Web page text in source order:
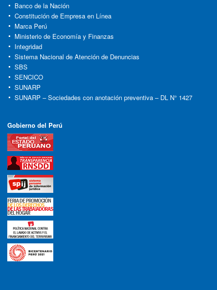
Banco de la Nación
Constitución de Empresa en Línea
Marca Perú
Ministerio de Economía y Finanzas
Integridad
Sistema Nacional de Atención de Denuncias
SBS
SENCICO
SUNARP
SUNARP – Sociedades con anotación preventiva – DL N° 1427
Gobierno del Perú